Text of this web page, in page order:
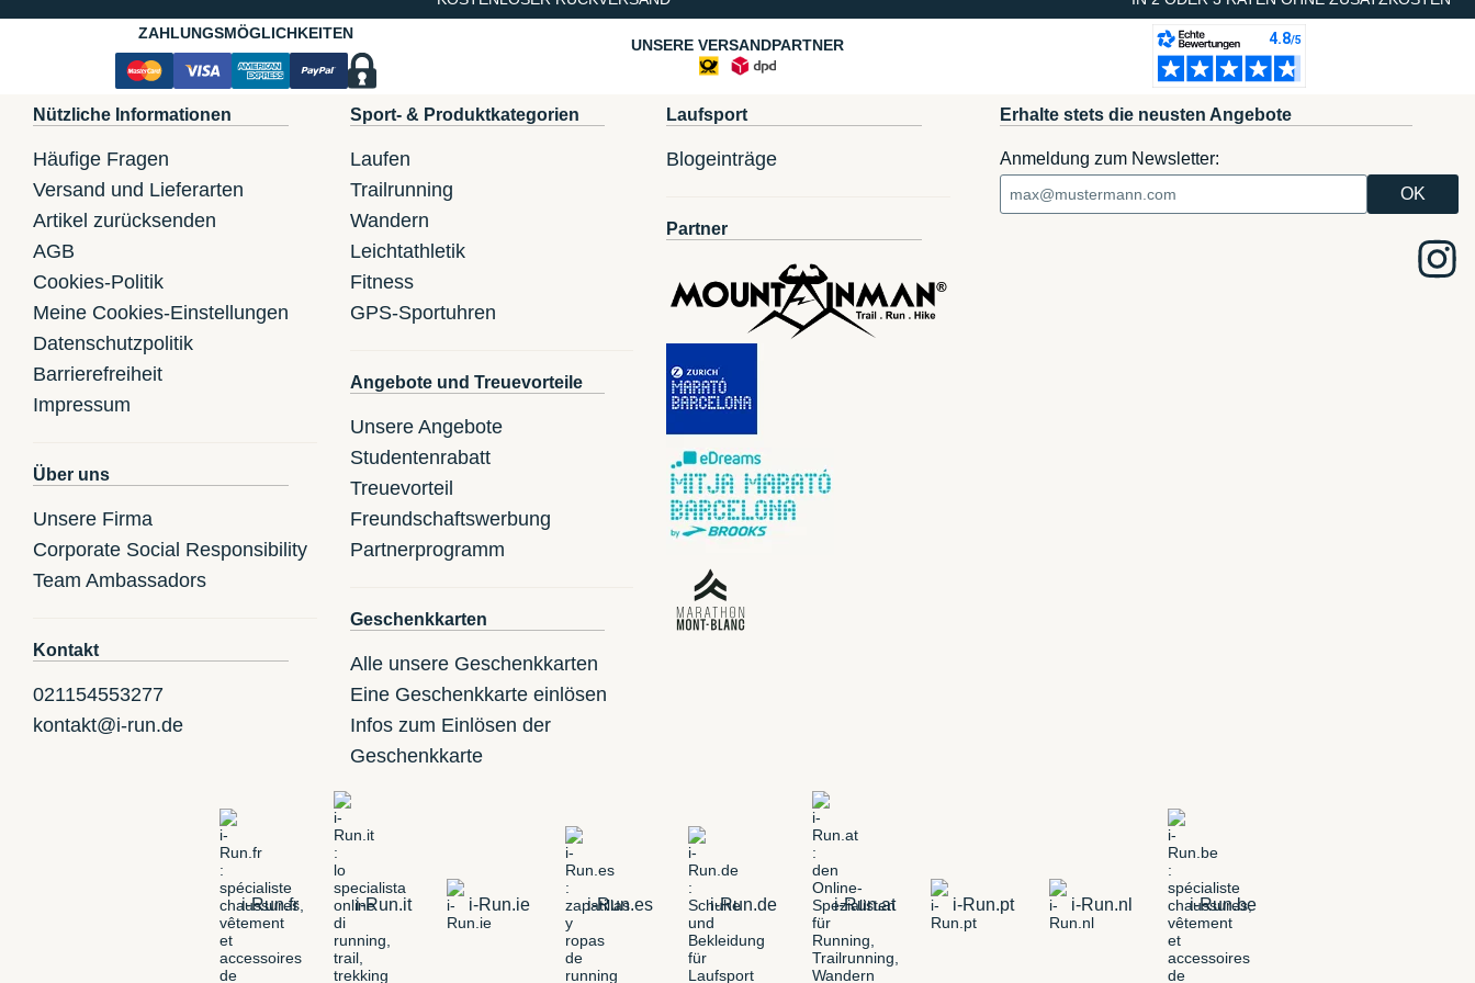
ZAHLUNGSMÖGLICHKEITEN
UNSERE VERSANDPARTNER
Nützliche Informationen
Häufige Fragen
Versand und Lieferarten
Artikel zurücksenden
AGB
Cookies-Politik
Meine Cookies-Einstellungen
Datenschutzpolitik
Barrierefreiheit
Impressum
Über uns
Unsere Firma
Corporate Social Responsibility
Team Ambassadors
Kontakt
021154553277
kontakt@i-run.de
Sport- & Produktkategorien
Laufen
Trailrunning
Wandern
Leichtathletik
Fitness
GPS-Sportuhren
Angebote und Treuevorteile
Unsere Angebote
Studentenrabatt
Treuevorteil
Freundschaftswerbung
Partnerprogramm
Geschenkkarten
Alle unsere Geschenkkarten
Eine Geschenkkarte einlösen
Infos zum Einlösen der
Geschenkkarte
Laufsport
Blogeinträge
Partner
Erhalte stets die neusten Angebote
Anmeldung zum Newsletter:
i-Run.fr i-Run.it i-Run.ie i-Run.es i-Run.de i-Run.at i-Run.pt i-Run.nl i-Run.be